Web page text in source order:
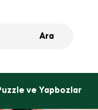
Ara
ve Yapbozlar